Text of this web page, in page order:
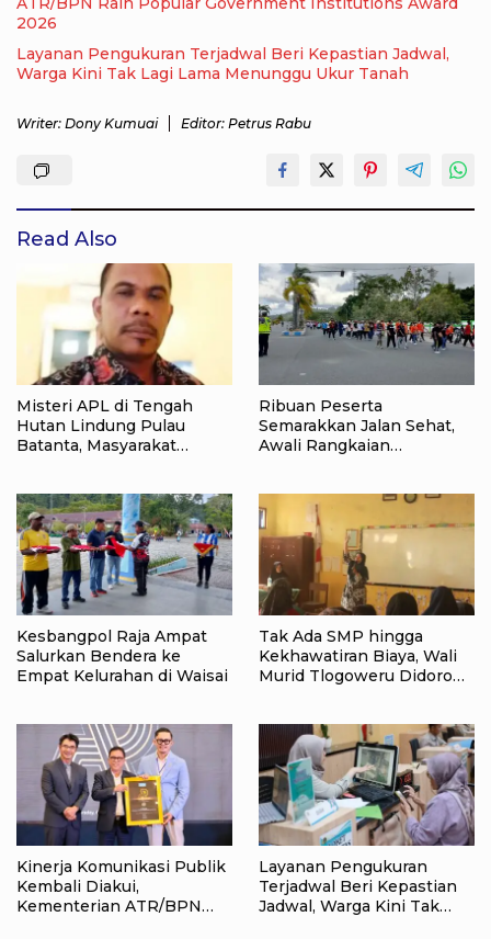
2026
Layanan Pengukuran Terjadwal Beri Kepastian Jadwal,
Warga Kini Tak Lagi Lama Menunggu Ukur Tanah
Writer: Dony Kumuai Editor: Petrus Rabu
Read Also
Misteri APL di Tengah
Hutan Lindung Pulau
Batanta, Masyarakat
Ribuan Peserta
Semarakkan Jalan Sehat,
Awali Rangkaian
Ampat
Kesbangpol Raja Ampat
Salurkan Bendera ke
Empat Kelurahan di Waisai
Tak Ada SMP hingga
Kekhawatiran Biaya, Wali
Murid Tlogoweru Didorong
Kinerja Komunikasi Publik
Kembali Diakui,
Kementerian ATR/BPN
Layanan Pengukuran
Terjadwal Beri Kepastian
Jadwal, Warga Kini Tak